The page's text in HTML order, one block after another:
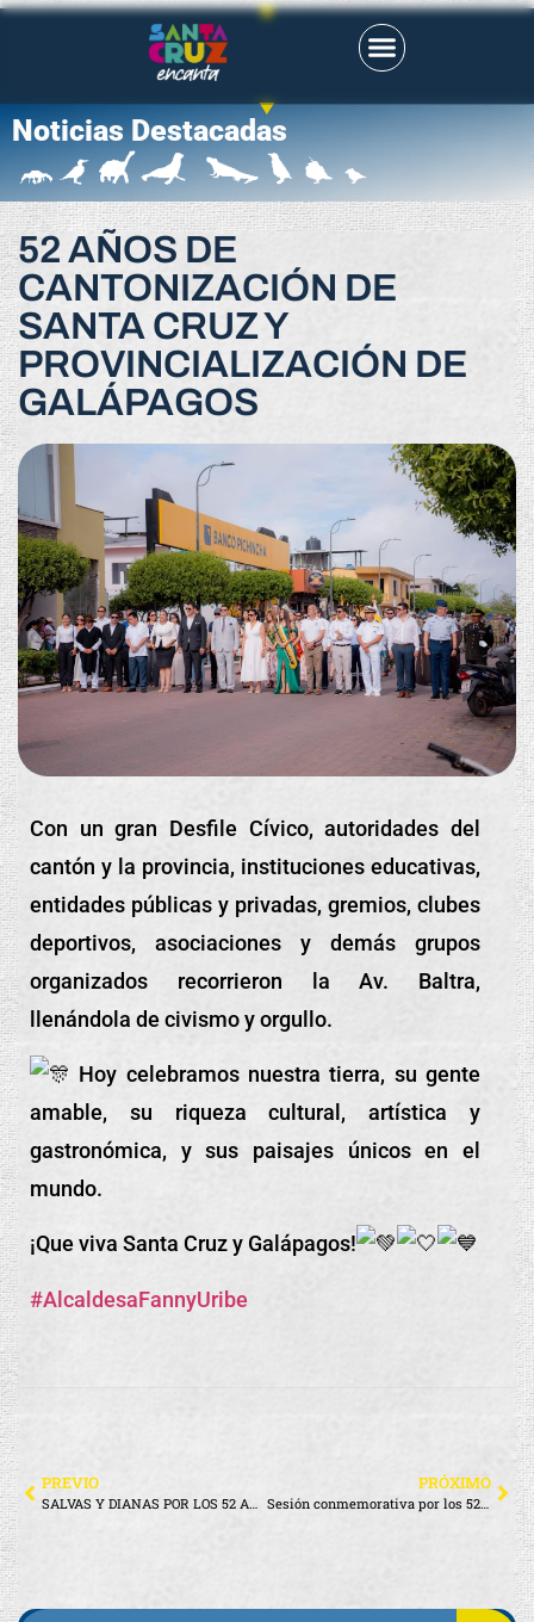
Noticias Destacadas
52 AÑOS DE
CANTONIZACIÓN DE
SANTA CRUZ Y
PROVINCIALIZACIÓN DE
GALÁPAGOS
Con un gran Desfile Cívico, autoridades del
cantón y la provincia, instituciones educativas,
entidades públicas y privadas, gremios, clubes
deportivos, asociaciones y demás grupos
organizados recorrieron la Av. Baltra,
llenándola de civismo y orgullo.
Hoy celebramos nuestra tierra, su gente
amable, su riqueza cultural, artística y
gastronómica, y sus paisajes únicos en el
mundo.
¡Queviva Santa Cruz y Galápagos!
#AlcaldesaFannyUribe
PREVIO
SALVAS Y DIANAS POR LOS 52 AÑOS DE SANTA CRUZ
PRÓXIMO
Sesión conmemorativa por los 52 años de cantonización de Santa Cruz y provincialización de Galápagos